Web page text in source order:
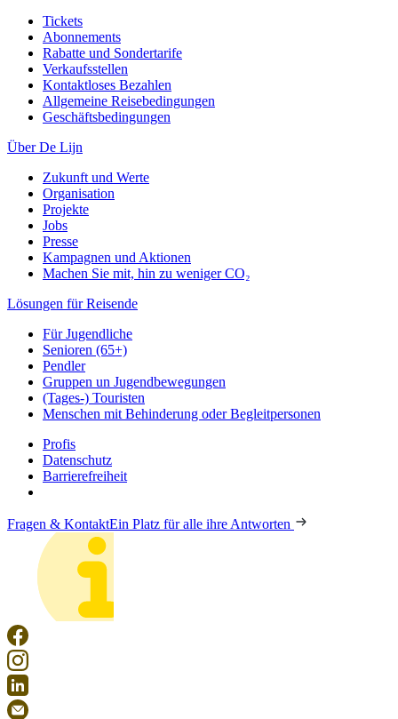
Tickets
Abonnements
Rabatte und Sondertarife
Verkaufsstellen
Kontaktloses Bezahlen
Allgemeine Reisebedingungen
Geschäftsbedingungen
Über De Lijn
Zukunft und Werte
Organisation
Projekte
Jobs
Presse
Kampagnen und Aktionen
Machen Sie mit, hin zu weniger CO₂
Lösungen für Reisende
Für Jugendliche
Senioren (65+)
Pendler
Gruppen un Jugendbewegungen
(Tages-) Touristen
Menschen mit Behinderung oder Begleitpersonen
Profis
Datenschutz
Barrierefreiheit
Fragen & KontaktEin Platz für alle ihre Antworten